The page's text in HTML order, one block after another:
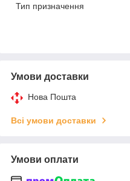
Тип призначення
Умови доставки
Нова Пошта
Всі умови доставки
Умови оплати